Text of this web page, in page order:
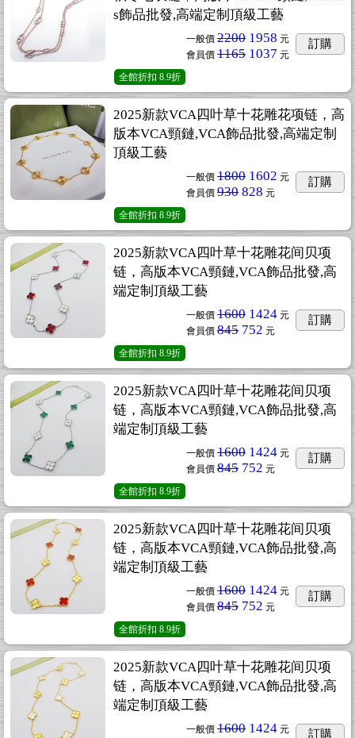
s飾品批發,高端定制頂級工藝
一般價 2200 1958 元
會員價 1165 1037 元
訂購
全館折扣 8.9折
2025新款VCA四叶草十花雕花项链，高
版本VCA頸鏈,VCA飾品批發,高端定制
頂級工藝
一般價 1800 1602 元
會員價 930 828 元
訂購
全館折扣 8.9折
2025新款VCA四叶草十花雕花间贝项
链，高版本VCA頸鏈,VCA飾品批發,高
端定制頂級工藝
一般價 1600 1424 元
會員價 845 752 元
訂購
全館折扣 8.9折
2025新款VCA四叶草十花雕花间贝项
链，高版本VCA頸鏈,VCA飾品批發,高
端定制頂級工藝
一般價 1600 1424 元
會員價 845 752 元
訂購
全館折扣 8.9折
2025新款VCA四叶草十花雕花间贝项
链，高版本VCA頸鏈,VCA飾品批發,高
端定制頂級工藝
一般價 1600 1424 元
會員價 845 752 元
訂購
全館折扣 8.9折
2025新款VCA四叶草十花雕花间贝项
链，高版本VCA頸鏈,VCA飾品批發,高
端定制頂級工藝
一般價 1600 1424 元
訂購